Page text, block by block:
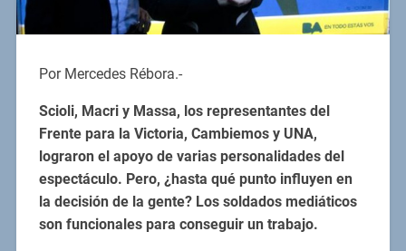
Por Mercedes Rébora.-
Scioli, Macri y Massa, los representantes del
Frente para la Victoria, Cambiemos y UNA,
lograron el apoyo de varias personalidades del
espectáculo. Pero, ¿hasta qué punto influyen en
la decisión de la gente? Los soldados mediáticos
son funcionales para conseguir un trabajo.